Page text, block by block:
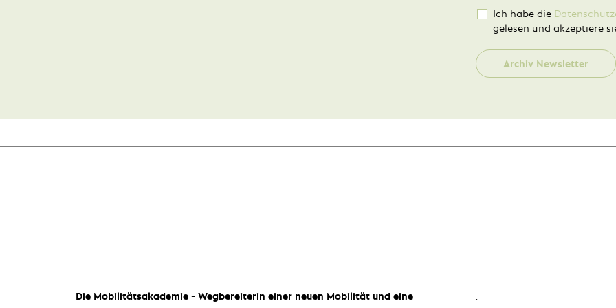
Ich habe die
gelesen und akzeptiere
Archiv Newsletter
Die Mobilitätsakademie - Wegbereiterin einer neuen Mobilität und eine
.